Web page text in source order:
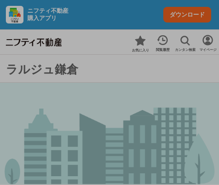
ニフティ不動産
購入アプリ
ダウンロード
お気に入り 閲覧履歴 カンタン検索 マイページ
ラルジュ鎌倉